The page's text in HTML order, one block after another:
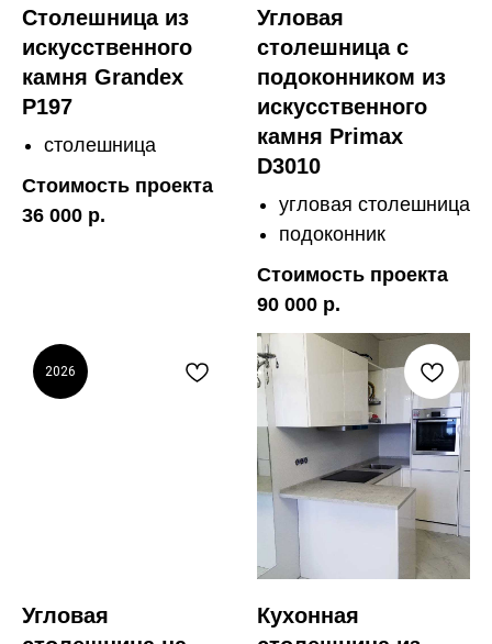
Столешница из
искусственного
камня Grandex
P197
столешница
Стоимость проекта
36 000 р.
Угловая
столешница с
подоконником из
искусственного
камня Primax
D3010
угловая столешница
подоконник
Стоимость проекта
90 000 р.
2026
Угловая
Кухонная